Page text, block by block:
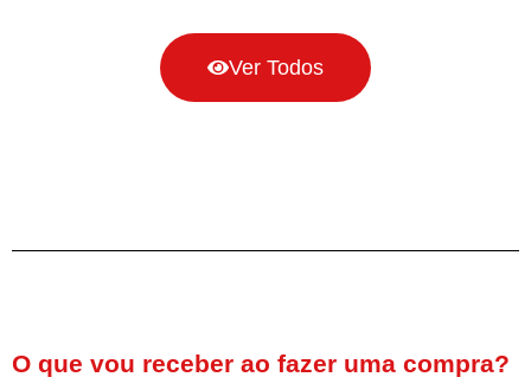
Ver Todos
O que vou receber ao fazer uma compra?